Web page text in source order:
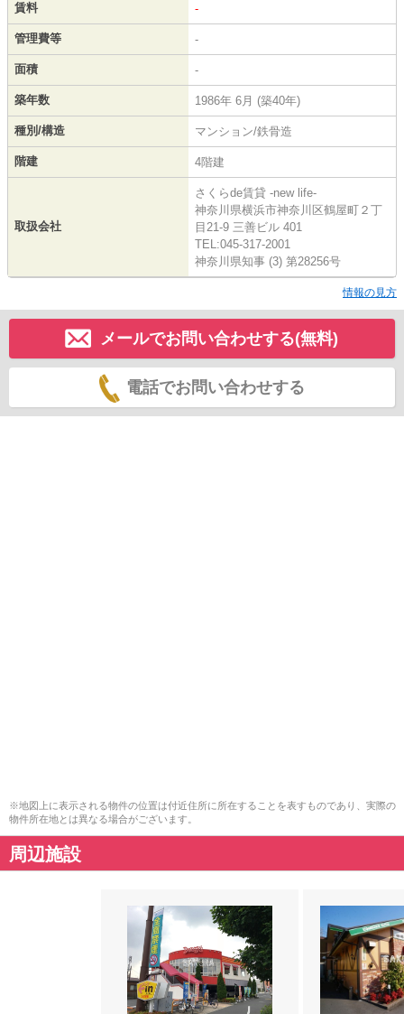
賃料 -
管理費等 -
面積 -
築年数 1986年 6月 (築40年)
種別/構造 マンション/鉄骨造
階建 4階建
取扱会社
さくらde賃貸 -new life-
神奈川県横浜市神奈川区鶴屋町２丁
目21-9 三善ビル 401
TEL:045-317-2001
神奈川県知事 (3) 第28256号
情報の見方
メールでお問い合わせする(無料)
電話でお問い合わせする
※地図上に表示される物件の位置は付近住所に所在することを表すものであり、実際の
物件所在地とは異なる場合がございます。
周辺施設